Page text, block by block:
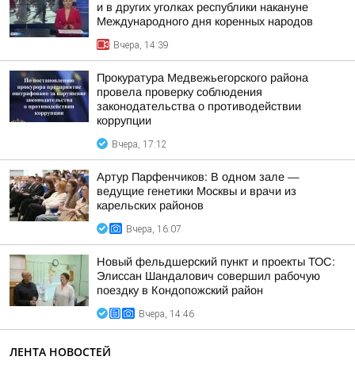
и в других уголках республики накануне
Международного дня коренных народов
Вчера, 14:39
Прокуратура Медвежьегорского района
провела проверку соблюдения
законодательства о противодействии
коррупции
Вчера, 17:12
Артур Парфенчиков: В одном зале —
ведущие генетики Москвы и врачи из
карельских районов
Вчера, 16:07
Новый фельдшерский пункт и проекты ТОС:
Элиссан Шандалович совершил рабочую
поездку в Кондопожский район
Вчера, 14:46
ЛЕНТА НОВОСТЕЙ